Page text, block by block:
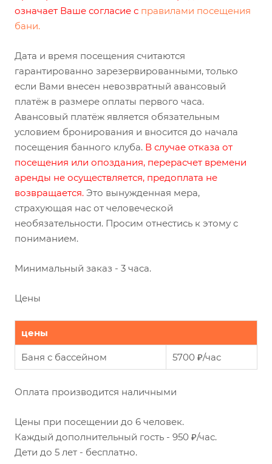
означает Ваше согласие с правилами посещения
бани.
Дата и время посещения считаются
гарантированно зарезервированными, только
если Вами внесен невозвратный авансовый
платёж в размере оплаты первого часа.
Авансовый платёж является обязательным
условием бронирования и вносится до начала
посещения банного клуба. В случае отказа от
посещения или опоздания, перерасчет времени
аренды не осуществляется, предоплата не
возвращается. Это вынужденная мера,
страхующая нас от человеческой
необязательности. Просим отнестись к этому с
пониманием.
Минимальный заказ - 3 часа.
Цены
цены
Баня с бассейном 5700 ₽/час
Оплата производится наличными
Цены при посещении до 6 человек.
Каждый дополнительный гость - 950 ₽/час.
Дети до 5 лет - бесплатно.